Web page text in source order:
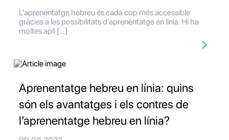
L'aprenentatge hebreu és cada cop més accessible
gràcies a les possibilitats d'aprenentatge en línia. Hi ha
moltes apli […]
Aprenentatge hebreu en línia: quins
són els avantatges i els contres de
l’aprenentatge hebreu en línia?